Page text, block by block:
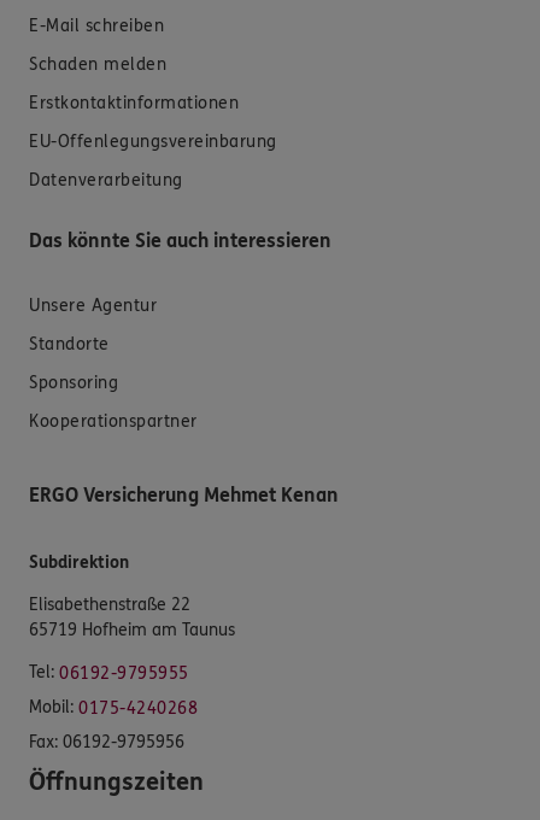
E-Mail schreiben
Schaden melden
Erstkontaktinformationen
EU-Offenlegungsvereinbarung
Datenverarbeitung
Das könnte Sie auch interessieren
Unsere Agentur
Standorte
Sponsoring
Kooperationspartner
ERGO Versicherung Mehmet Kenan
Subdirektion
Elisabethenstraße 22
65719 Hofheim am Taunus
Tel: 06192-9795955
Mobil: 0175-4240268
Fax: 06192-9795956
Öffnungszeiten